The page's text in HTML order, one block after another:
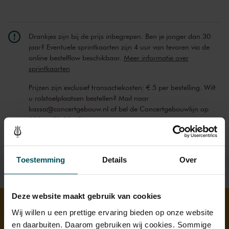
Toestemming Details Over
Deze website maakt gebruik van cookies
Wij willen u een prettige ervaring bieden op onze website
en daarbuiten. Daarom gebruiken wij cookies. Sommige
Drankjes zijn bij de prijs inbegrepen. Ben je jonger dan 30
jaar? Eventuele sprintkaarten zijn 4 uur van tevoren via de
online bestelflow beschikbaar. Meer informatie over
sprintkaarten
Prijzen zijn exclusief transactiekosten: € 5 per bestelling. Wilt
u rolstoelplaatsen bestellen? Mail naar
kassa@concertgebouw.nl of bel de Concertgebouwlijn op
020 – 671 83 45.
Ontdek meer